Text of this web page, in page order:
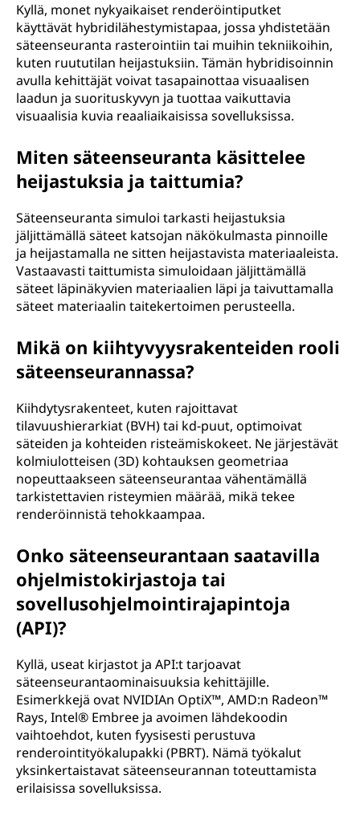
Kyllä, monet nykyaikaiset renderöintiputket
käyttävät hybridilähestymistapaa, jossa yhdistetään
säteenseuranta rasterointiin tai muihin tekniikoihin,
kuten ruututilan heijastuksiin. Tämän hybridisoinnin
avulla kehittäjät voivat tasapainottaa visuaalisen
laadun ja suorituskyvyn ja tuottaa vaikuttavia
visuaalisia kuvia reaaliaikaisissa sovelluksissa.
Miten säteenseuranta käsittelee
heijastuksia ja taittumia?
Säteenseuranta simuloi tarkasti heijastuksia
jäljittämällä säteet katsojan näkökulmasta pinnoille
ja heijastamalla ne sitten heijastavista materiaaleista.
Vastaavasti taittumista simuloidaan jäljittämällä
säteet läpinäkyvien materiaalien läpi ja taivuttamalla
säteet materiaalin taitekertoimen perusteella.
Mikä on kiihtyvyysrakenteiden rooli
säteenseurannassa?
Kiihdytysrakenteet, kuten rajoittavat
tilavuushierarkiat (BVH) tai kd-puut, optimoivat
säteiden ja kohteiden risteämiskokeet. Ne järjestävät
kolmiulotteisen (3D) kohtauksen geometriaa
nopeuttaakseen säteenseurantaa vähentämällä
tarkistettavien risteymien määrää, mikä tekee
renderöinnistä tehokkaampaa.
Onko säteenseurantaan saatavilla
ohjelmistokirjastoja tai
sovellusohjelmointirajapintoja
(API)?
Kyllä, useat kirjastot ja API:t tarjoavat
säteenseurantaominaisuuksia kehittäjille.
Esimerkkejä ovat NVIDIAn OptiX™, AMD:n Radeon™
Rays, Intel® Embree ja avoimen lähdekoodin
vaihtoehdot, kuten fyysisesti perustuva
renderointityökalupakki (PBRT). Nämä työkalut
yksinkertaistavat säteenseurannan toteuttamista
erilaisissa sovelluksissa.